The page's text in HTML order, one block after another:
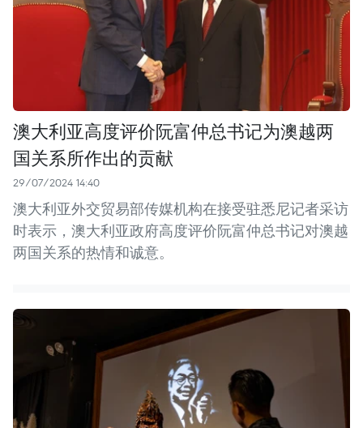
澳大利亚高度评价阮富仲总书记为澳越两
国关系所作出的贡献
29/07/2024 14:40
澳大利亚外交贸易部传媒机构在接受驻悉尼记者采访
时表示，澳大利亚政府高度评价阮富仲总书记对澳越
两国关系的热情和诚意。